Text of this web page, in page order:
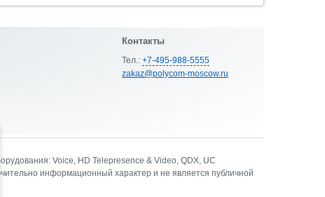
Контакты
Тел.:+7-495-988-5555
zakaz@polycom-moscow.ru
Voice, HD Telepresence & Video, QDX, UC
информационный характер и не является публичной